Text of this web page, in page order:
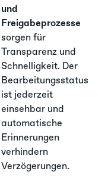
und
Freigabeprozesse
sorgen für
Transparenz und
Schnelligkeit. Der
Bearbeitungsstatus
ist jederzeit
einsehbar und
automatische
Erinnerungen
verhindern
Verzögerungen.